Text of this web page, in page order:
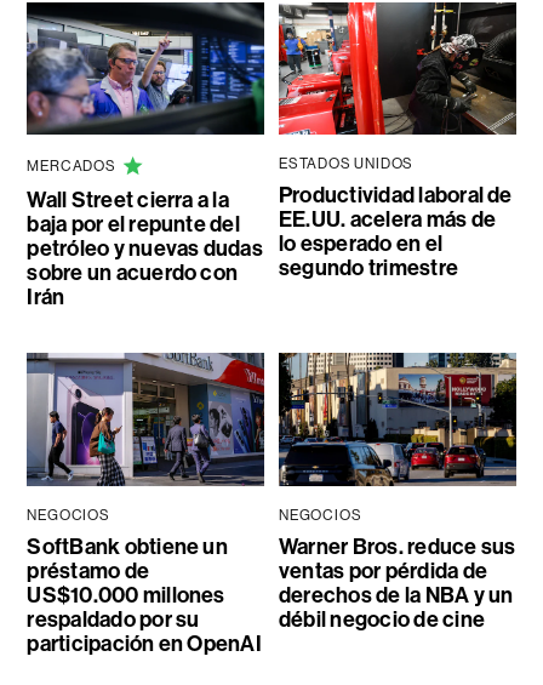
MERCADOS
Wall Street cierra a la
baja por el repunte del
petróleo y nuevas dudas
sobre un acuerdo con
Irán
ESTADOS UNIDOS
Productividad laboral de
EE.UU. acelera más de
lo esperado en el
segundo trimestre
NEGOCIOS
SoftBank obtiene un
préstamo de
US$10.000 millones
respaldado por su
participación en OpenAI
NEGOCIOS
Warner Bros. reduce sus
ventas por pérdida de
derechos de la NBA y un
débil negocio de cine